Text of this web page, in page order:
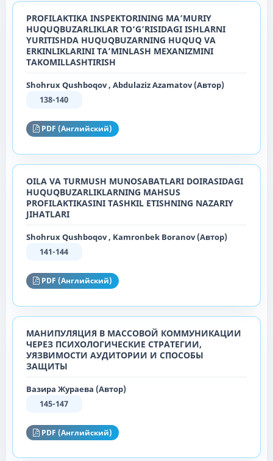
PROFILAKTIKA INSPEKTORINING MA’MURIY
HUQUQBUZARLIKLAR TO‘G‘RISIDAGI ISHLARNI
YURITISHDA HUQUQBUZARNING HUQUQ VA
ERKINLIKLARINI TA’MINLASH MEXANIZMINI
TAKOMILLASHTIRISH
Shohrux Qushboqov , Abdulaziz Azamatov (Автор)
138-140
PDF (Английский)
OILA VA TURMUSH MUNOSABATLARI DOIRASIDAGI
HUQUQBUZARLIKLARNING MAHSUS
PROFILAKTIKASINI TASHKIL ETISHNING NAZARIY
JIHATLARI
Shohrux Qushboqov , Kamronbek Boranov (Автор)
141-144
PDF (Английский)
МАНИПУЛЯЦИЯ В МАССОВОЙ КОММУНИКАЦИИ
ЧЕРЕЗ ПСИХОЛОГИЧЕСКИЕ СТРАТЕГИИ,
УЯЗВИМОСТИ АУДИТОРИИ И СПОСОБЫ
ЗАЩИТЫ
Вазира Жураева (Автор)
145-147
PDF (Английский)